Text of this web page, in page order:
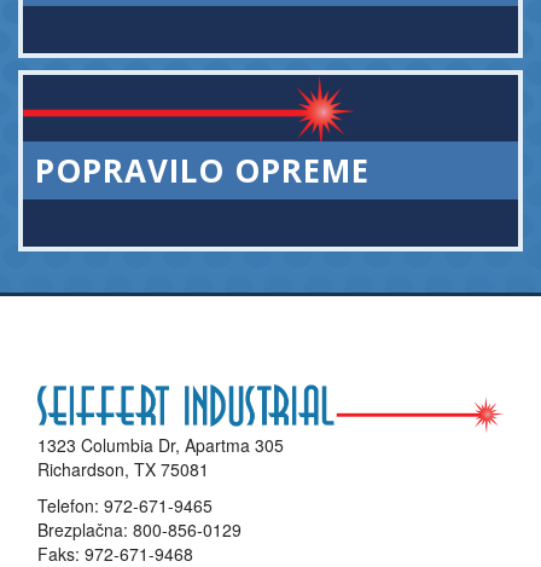
POPRAVILO OPREME
1323 Columbia Dr, Apartma 305
Richardson, TX 75081
Telefon: 972-671-9465
Brezplačna: 800-856-0129
Faks: 972-671-9468